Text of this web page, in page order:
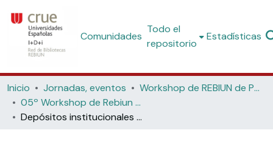
Comunidades
Todo el
repositorio
Estadísticas
Inicio Jornadas, eventos
Workshop de REBIUN de Proyectos Digitales
05º Workshop de Rebiun de Proyectos Digitales: La biblioteca digital y el acceso a nuevos contenidos (Universidad Politécnica de Cataluña, 2005)
Depósitos institucionales de la UPC